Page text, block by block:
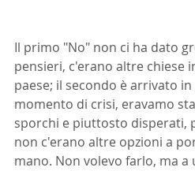
Il primo "No" non ci ha dato
pensieri, c'erano altre chiese
paese; il secondo è arrivato in
momento di crisi, eravamo
sporchi e piuttosto disperati,
non c'erano altre opzioni a
mano. Non volevo farlo, ma a